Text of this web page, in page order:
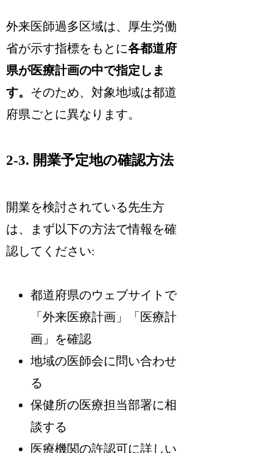
外来医師過多区域は、厚生労働
省が示す指標をもとに各都道府
県が医療計画の中で指定しま
す。 そのため、対象地域は都道
府県ごとに異なります。
2-3. 開業予定地の確認方法
開業を検討されている先生方
は、まず以下の方法で情報を確
認してください:
都道府県のウェブサイトで
「外来医療計画」「医療計
画」を確認
地域の医師会に問い合わせ
る
保健所の医療担当部署に相
談する
医療機関の許認可に詳しい